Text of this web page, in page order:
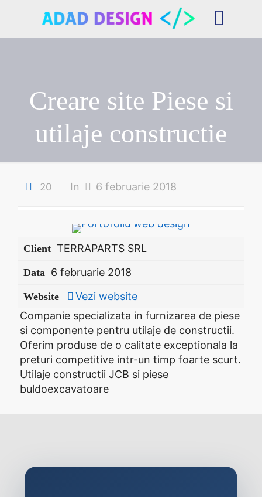
Creare site Piese si
utilaje constructie
20 In 6 februarie 2018
Client TERRAPARTS SRL
Data 6 februarie 2018
Website
Vezi website
Companie specializata in furnizarea de piese
si componente pentru utilaje de constructii.
Oferim produse de o calitate exceptionala la
preturi competitive intr-un timp foarte scurt.
Utilaje constructii JCB si piese
buldoexcavatoare